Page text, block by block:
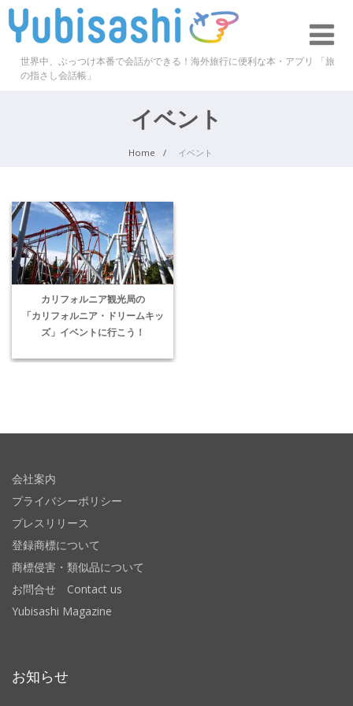
世界中、ぶっつけ本番で会話ができる！海外旅行に便利な本・アプリ 「旅
の指さし会話帳」
イベント
Home イベント
カリフォルニア観光局の
「カリフォルニア・ドリームキッ
ズ」イベントに行こう！
会社案内
プライバシーポリシー
プレスリリース
登録商標について
商標侵害・類似品について
お問合せ Contact us
Yubisashi Magazine
お知らせ